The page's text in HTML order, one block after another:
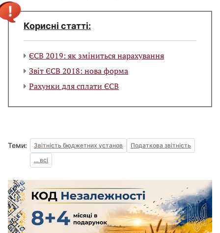
Корисні статті:
ЄСВ 2019: як зміниться нарахування
Звіт ЄСВ 2018: нова форма
Рахунки для сплати ЄСВ
Теми: Звітність бюджетних установ
Податкова звітність
... всі